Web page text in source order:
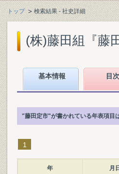
トップ 検索結果 - 社史詳細
(株)藤田組『藤
基本情報 目次
"藤田定市"が書かれている年表項目
1
年 月日